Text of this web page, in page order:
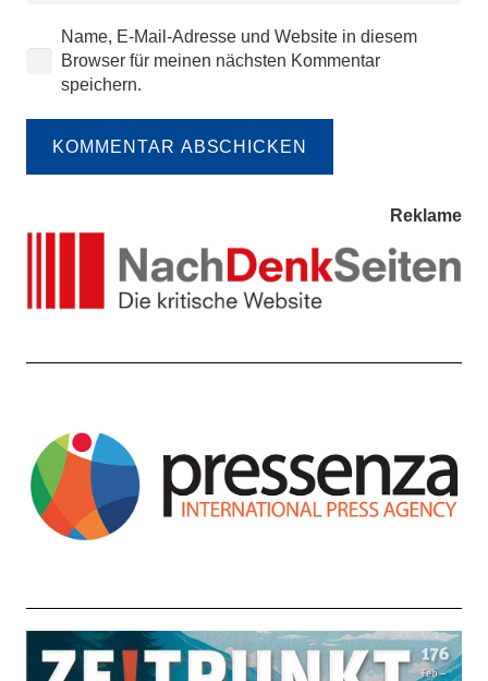
Name, E-Mail-Adresse und Website in diesem
Browser für meinen nächsten Kommentar
speichern.
KOMMENTAR ABSCHICKEN
Reklame